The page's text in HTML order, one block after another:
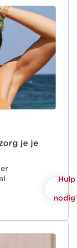
begint bij
Een routine
toegepast
je je
advies van
Hulp